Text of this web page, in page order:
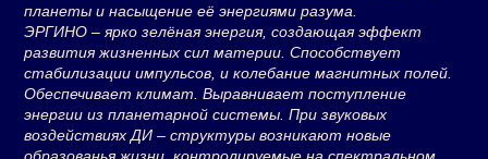
планеты и насыщение её энергиями разума.
ЭРГИНО – ярко зелёная энергия, создающая эффект
развития жизненных сил материи. Способствует
стабилизации импульсов, и колебание магнитных полей.
Обеспечивает климат. Выравнивает поступление
энергии из планетарной системы. При звуковых
воздействиях ДИ – структуры возникают новые